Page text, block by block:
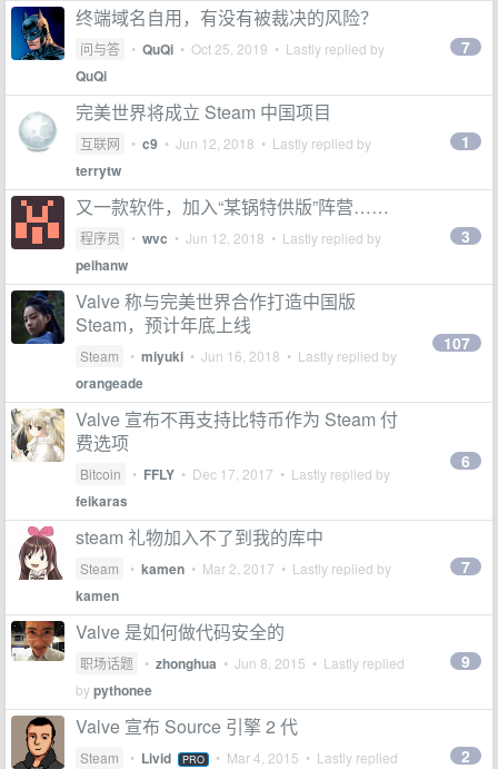
终端域名自用，有没有被裁决的风险？
问与答 • QuQi • Oct 25, 2019 • Lastly replied by
QuQi
7
完美世界将成立 Steam 中国项目
互联网 • c9 • Jun 12, 2018 • Lastly replied by
terrytw
1
又一款软件，加入“某锅特供版”阵营……
程序员 • wvc • Jun 12, 2018 • Lastly replied by
peihanw
3
Valve 称与完美世界合作打造中国版
Steam，预计年底上线
Steam • miyuki • Jun 16, 2018 • Lastly replied by
orangeade
107
Valve 宣布不再支持比特币作为 Steam 付
费选项
Bitcoin • FFLY • Dec 17, 2017 • Lastly replied by
feikaras
6
steam 礼物加入不了到我的库中
Steam • kamen • Mar 2, 2017 • Lastly replied by
kamen
7
Valve 是如何做代码安全的
职场话题 • zhonghua • Jun 8, 2015 • Lastly replied
bypythonee
9
Valve 宣布 Source 引擎 2 代
Steam • Livid PRO • Mar 4, 2015 • Lastly replied
2